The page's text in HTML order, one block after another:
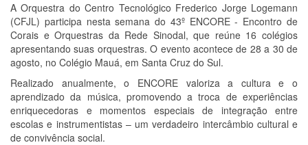
A Orquestra do Centro Tecnológico Frederico Jorge Logemann
(CFJL) participa nesta semana do 43º ENCORE - Encontro de
Corais e Orquestras da Rede Sinodal, que reúne 16 colégios
apresentando suas orquestras. O evento acontece de 28 a 30 de
agosto, no Colégio Mauá, em Santa Cruz do Sul.
Realizado anualmente, o ENCORE valoriza a cultura e o
aprendizado da música, promovendo a troca de experiências
enriquecedoras e momentos especiais de integração entre
escolas e instrumentistas – um verdadeiro intercâmbio cultural e
de convivência social.